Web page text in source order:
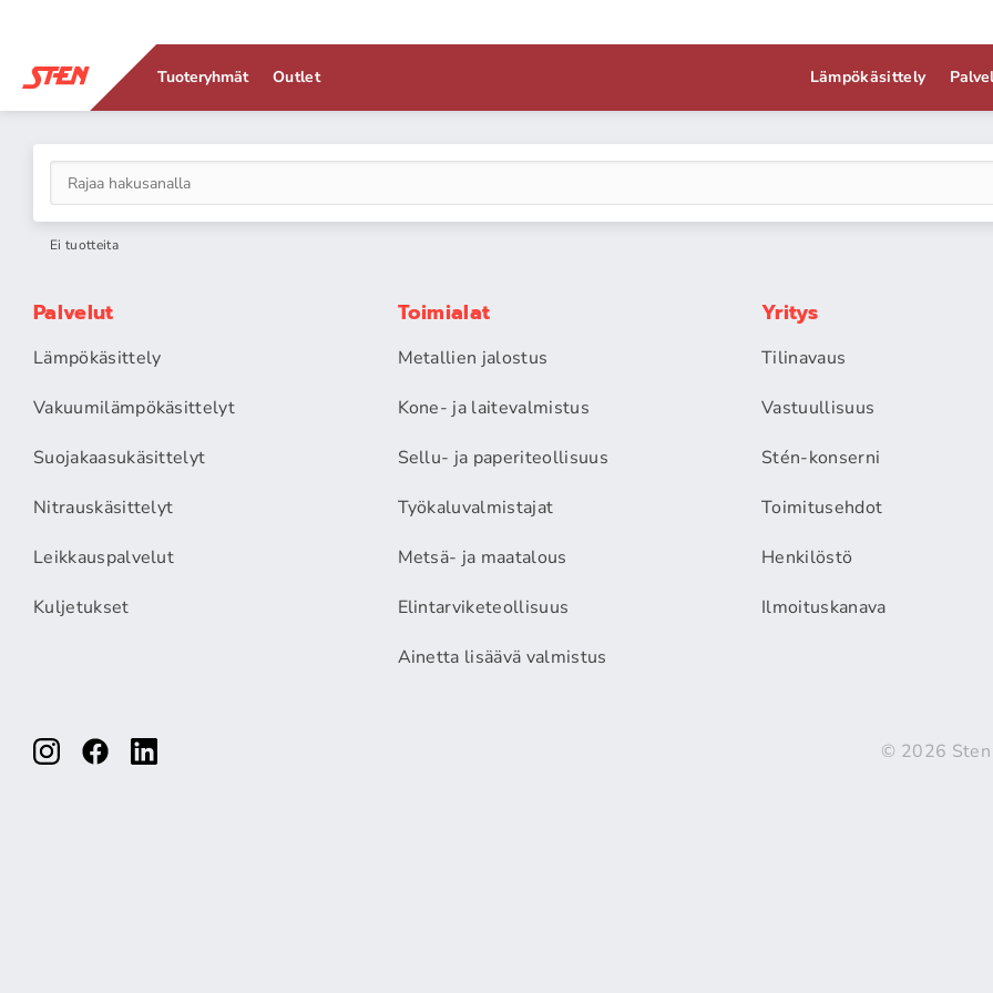
Tuoteryhmät Outlet Lämpökäsittely
Ei tuotteita
Palvelut
Lämpökäsittely
Vakuumilämpökäsittelyt
Suojakaasukäsittelyt
Nitrauskäsittelyt
Leikkauspalvelut
Kuljetukset
Toimialat
Metallien jalostus
Kone- ja laitevalmistus
Sellu- ja paperiteollisuus
Työkaluvalmistajat
Metsä- ja maatalous
Elintarviketeollisuus
Ainetta lisäävä valmistus
Yritys
Tilinavaus
Vastuullisuus
Stén-konserni
Toimitusehdot
Henkilöstö
Ilmoituskanava
© 2026 Sten